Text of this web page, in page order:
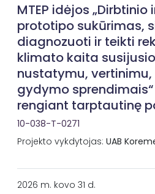
MTEP idėjos
prototipo sukūrimas,
diagnozuoti ir teikti
klimato kaita
nustatymu,
gydymo
rengiant tarptautinę
10-038-T-0271
Projekto vykdytojas: UAB
2026 m. kovo 31 d.